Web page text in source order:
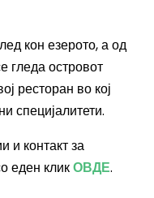
кон езерото, а од
гледа островот
ресторан во кој
специјалитети.
и контакт за
еден кликОВДЕ.